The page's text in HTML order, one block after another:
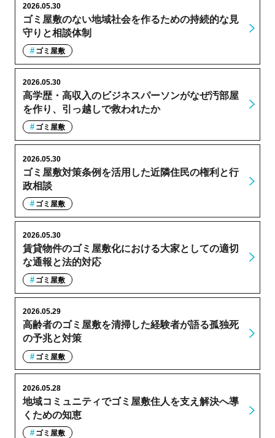
ゴミ屋敷のない地域社会を作るための持続的な見
守りと相談体制
2026.05.30
ゴミ屋敷
高学歴・高収入のビジネスパーソンがなぜ汚部屋
を作り、引っ越しで救われたか
2026.05.30
ゴミ屋敷
ゴミ屋敷対策条例を活用した近隣住民の権利と行
政相談
2026.05.30
ゴミ屋敷
賃貸物件のゴミ屋敷化における大家としての適切
な通報と法的対応
2026.05.30
ゴミ屋敷
高齢者のゴミ屋敷を清掃した経験者が語る孤独死
の予兆と対策
2026.05.29
ゴミ屋敷
地域コミュニティでゴミ屋敷住人を支え解決へ導
くための知恵
2026.05.28
ゴミ屋敷